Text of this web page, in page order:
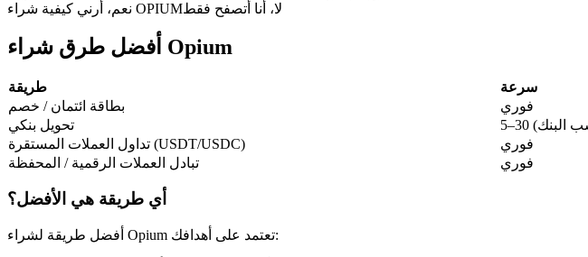
TradFi
مشتقات الأسهم والعملات الأجنبية والمعادن الثمينة والسلع
نعم، أرني كيفية شراء OPIUMلا، أنا أتصفح فقط
أفضل طرق شراء Opium
طريقة سرعة
بطاقة ائتمان / خصم
فوري
تحويل بنكي
البنك)
تداول العملات المستقرة (USDT/USDC)
فوري
تبادل العملات الرقمية / المحفظة
فوري
أي طريقة هي الأفضل؟
أفضل طريقة لشراء Opium تعتمد على أهدافك: